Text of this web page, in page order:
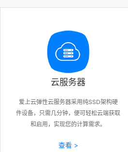
云服务器
爱上云弹性云服务器采用纯SSD架构硬
件设备，只需几分钟，便可轻松云端获取
和启用，实现您的计算需求。
查看 >